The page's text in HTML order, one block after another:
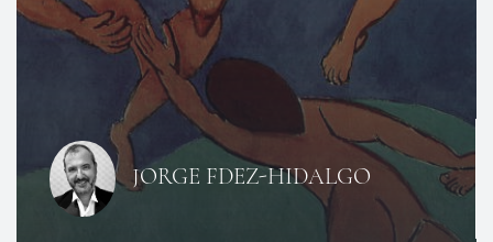
JORGE FDEZ-HIDALGO